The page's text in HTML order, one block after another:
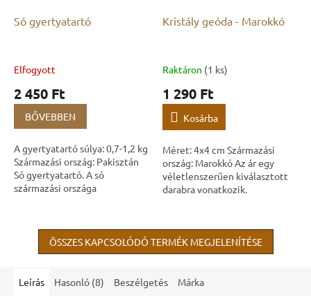
Só gyertyatartó
Elfogyott
2 450 Ft
BŐVEBBEN
A gyertyatartó súlya: 0,7-1,2 kg
Származási ország: Pakisztán
Só gyertyatartó. A só
származási országa
színben is különböznek....
Kristály geóda - Marokkó
Raktáron (1 ks)
1 290 Ft
Kosárba
Méret: 4x4 cm Származási
ország: Marokkó Az ár egy
véletlenszerűen kiválasztott
darabra vonatkozik.
ÖSSZES KAPCSOLÓDÓ TERMÉK MEGJELENÍTÉSE
Leírás Hasonló (8) Beszélgetés Márka